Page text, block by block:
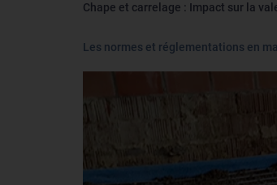
Chape et carrelage : Impact sur la
Les normes et réglementations en